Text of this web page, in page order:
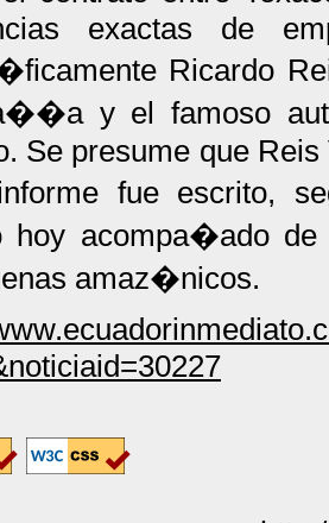
exactas de
Ricardo
y el famoso
Se presume que
fue escrito,
hoy acompa�ado
amaz�nicos.